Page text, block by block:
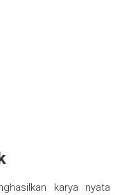
karya nyata